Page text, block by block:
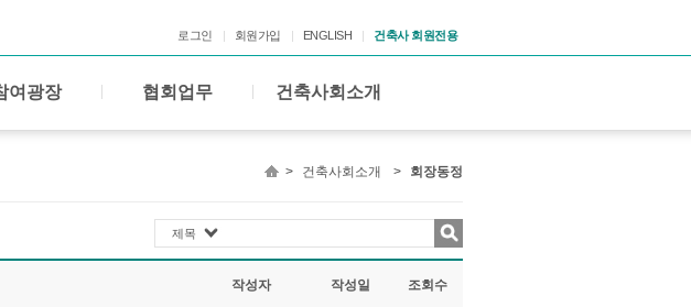
로그인 회원가입 ENGLISH 건축사 회원전용
여광장 협회업무 건축사회소개
> 건축사회소개 > 회장동정
제목
작성자 작성일 조회수